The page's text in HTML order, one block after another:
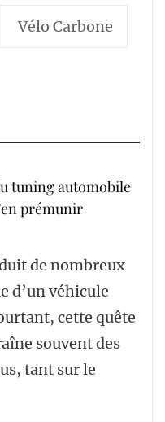
Vélo Carbone
tuning automobile
prémunir
de nombreux
d’un véhicule
cette quête
souvent des
tant sur le